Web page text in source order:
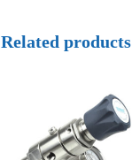
Related products